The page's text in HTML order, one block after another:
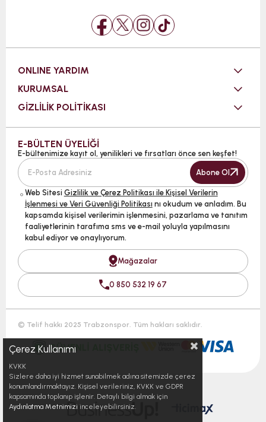
ONLINE YARDIM
KURUMSAL
GİZLİLİK POLİTİKASI
E-BÜLTEN ÜYELİĞİ
E-bültenimize kayıt ol, yenilikleri ve fırsatları önce sen keşfet!
Abone Ol
Web Sitesi Gizlilik ve Çerez Politikası ile Kişisel Verilerin
İşlenmesi ve Veri Güvenliği Politikası nı okudum ve anladım. Bu
kapsamda kişisel verilerimin işlenmesini, pazarlama ve tanıtım
faaliyetlerinin tarafıma sms ve e-mail yoluyla yapılmasını
kabul ediyor ve onaylıyorum.
Mağazalar
0 850 532 19 67
© Telif hakkı 2025 Trabzonspor. Tüm hakları saklıdır.
Çerez Kullanımı
KVKK
Sizlere daha iyi hizmet sunabilmek adına sitemizde çerez
konumlandırmaktayız. Kişisel verileriniz, KVKK ve GDPR
kapsamında toplanıp işlenir. Detaylı bilgi almak için
Aydınlatma Metnimizi inceleyebilirsiniz.